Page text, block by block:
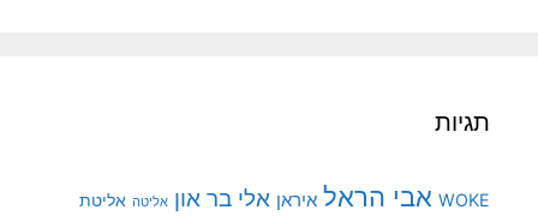
תגיות
WOKE אבי הראל איראן אלי בר און אליטה אליטת